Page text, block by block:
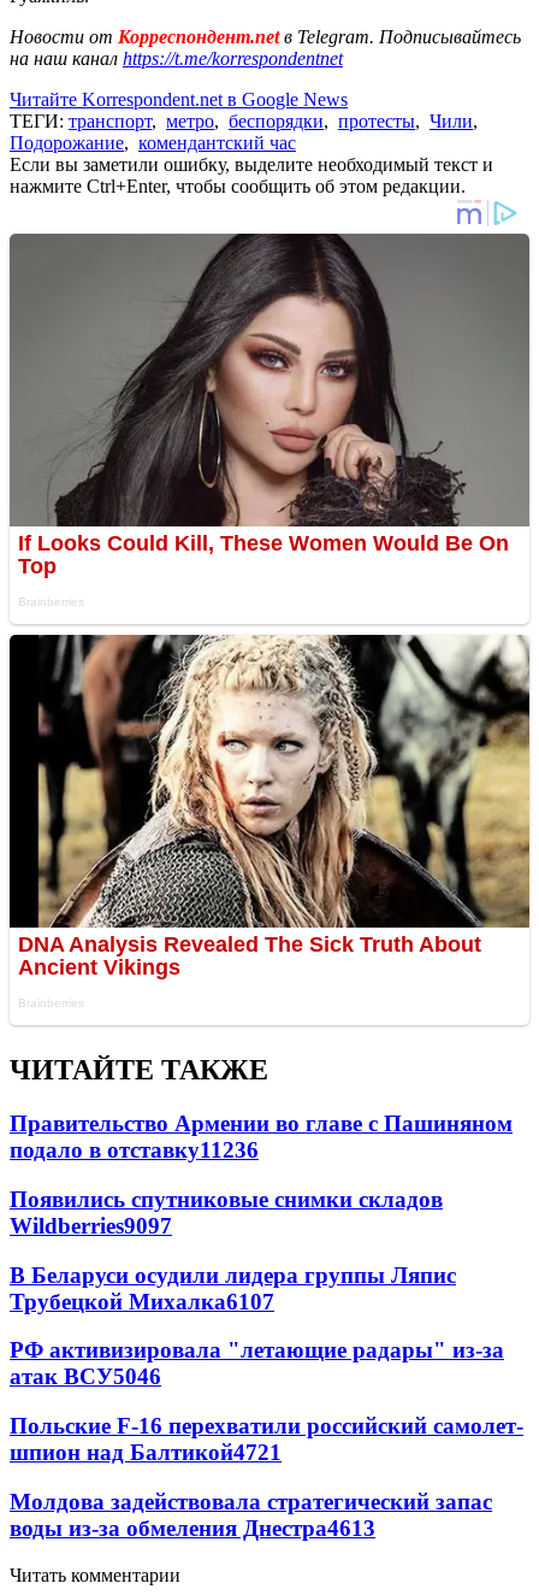
Новости от Корреспондент.netв Telegram. Подписывайтесь
на наш канал https://t.me/korrespondentnet
Читайте Korrespondent.net в Google News
ТЕГИ: транспорт, метро, беспорядки, протесты, Чили,
Подорожание, комендантский час
Если вы заметили ошибку, выделите необходимый текст и
нажмите Ctrl+Enter, чтобы сообщить об этом редакции.
ЧИТАЙТЕ ТАКЖЕ
Правительство Армении во главе с Пашиняном
подало в отставку11236
Появились спутниковые снимки складов
Wildberries9097
В Беларуси осудили лидера группы Ляпис
Трубецкой Михалка6107
РФ активизировала "летающие радары" из-за
атак ВСУ5046
Польские F-16 перехватили российский самолет-
шпион над Балтикой4721
Молдова задействовала стратегический запас
воды из-за обмеления Днестра4613
Читать комментарии